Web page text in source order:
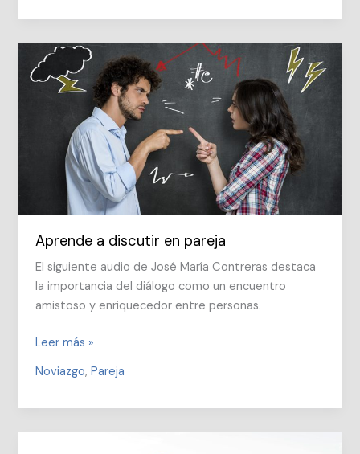
Aprende a discutir en pareja
El siguiente audio de José María Contreras destaca
la importancia del diálogo como un encuentro
amistoso y enriquecedor entre personas.
Aprende
discutir
Leer más »
Noviazgo,Pareja